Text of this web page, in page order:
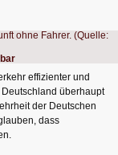
effizienter und
überhaupt
der Deutschen
dass